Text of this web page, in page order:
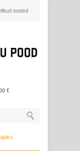
tooted
€